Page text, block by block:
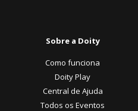
Sobre a Doity
Como funciona
Doity Play
Central de Ajuda
Todos os Eventos